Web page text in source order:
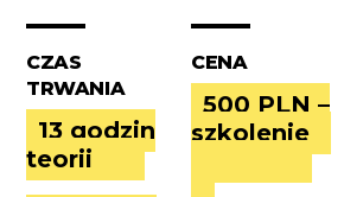
CZAS
TRWANIA
13 godzin
teorii
CENA
500 PLN –
szkolenie